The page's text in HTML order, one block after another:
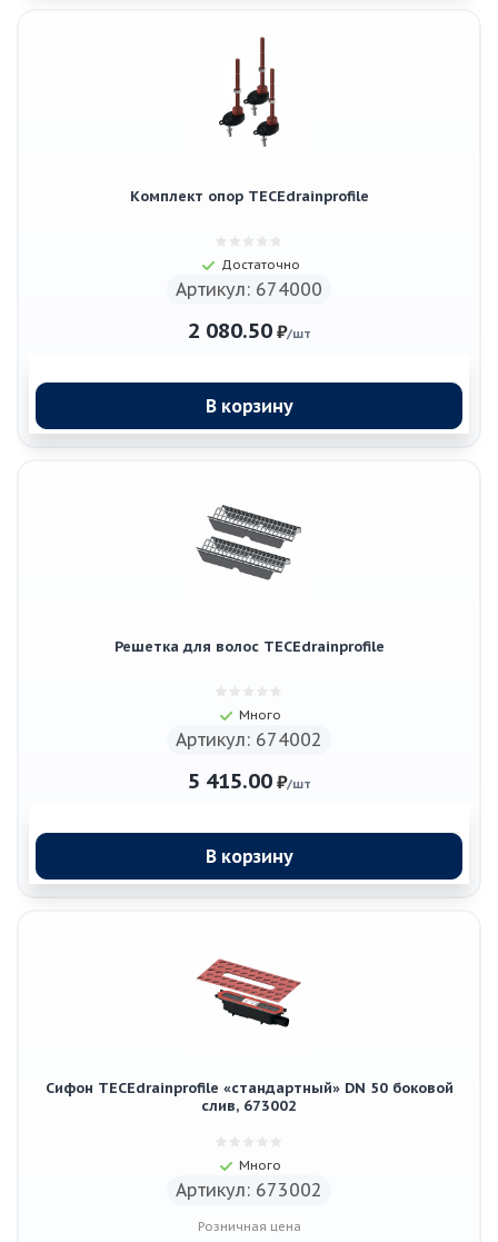
Комплект опор TECEdrainprofile
Достаточно
Артикул: 674000
2 080.50₽/шт
В корзину
Решетка для волос TECEdrainprofile
Много
Артикул: 674002
5 415.00₽/шт
В корзину
Сифон TECEdrainprofile «стандартный» DN 50 боковой
слив, 673002
Много
Артикул: 673002
Розничная цена